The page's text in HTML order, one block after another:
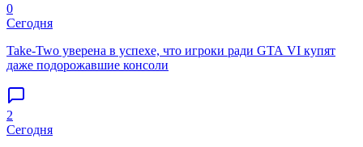
0
Сегодня
Take-Two уверена в успехе, что игроки ради GTA VI купят
даже подорожавшие консоли
2
Сегодня